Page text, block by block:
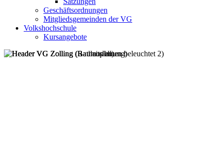
Geschäftsordnungen
Mitgliedsgemeinden der VG
Volkshochschule
Kursangebote